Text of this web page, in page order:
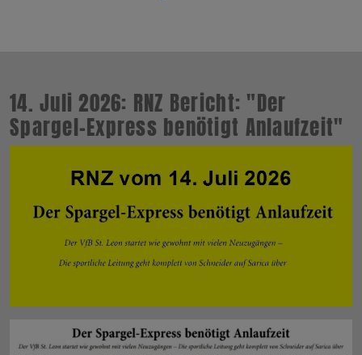
14. Juli 2026: RNZ Bericht: "Der
Spargel-Express benötigt Anlaufzeit"